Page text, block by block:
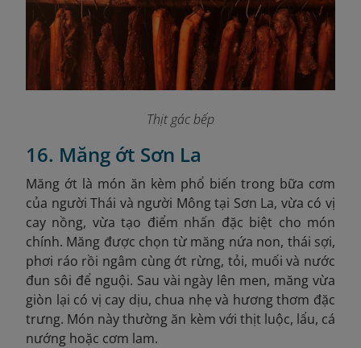
Thịt gác bếp
16. Măng ớt Sơn La
Măng ớt là món ăn kèm phổ biến trong bữa cơm
của người Thái và người Mông tại Sơn La, vừa có vị
cay nồng, vừa tạo điểm nhấn đặc biệt cho món
chính. Măng được chọn từ măng nứa non, thái sợi,
phơi ráo rồi ngâm cùng ớt rừng, tỏi, muối và nước
đun sôi để nguội. Sau vài ngày lên men, măng vừa
giòn lại có vị cay dịu, chua nhẹ và hương thơm đặc
trưng. Món này thường ăn kèm với thịt luộc, lẩu, cá
nướng hoặc cơm lam.